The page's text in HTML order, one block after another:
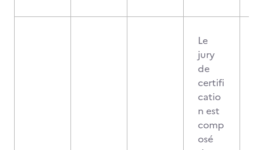
Le
jury
de
certifi
catio
n est
comp
osé